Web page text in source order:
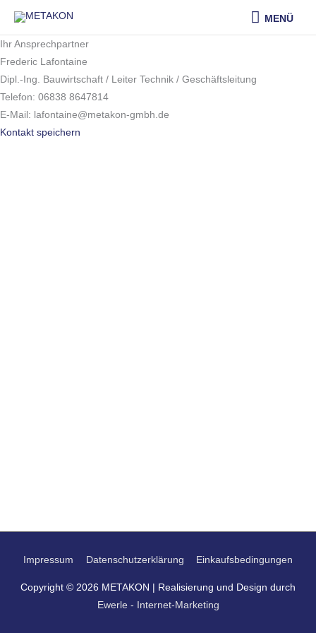
Inhalt
springen
MENÜ
MENÜ
Ihr Ansprechpartner
Frederic Lafontaine
Dipl.-Ing. Bauwirtschaft / Leiter Technik / Geschäftsleitung
Telefon: 06838 8647814
E-Mail: lafontaine@metakon-gmbh.de
Kontakt speichern
Impressum Datenschutzerklärung Einkaufsbedingungen
Copyright © 2026 METAKON | Realisierung und Design durch
Ewerle - Internet-Marketing